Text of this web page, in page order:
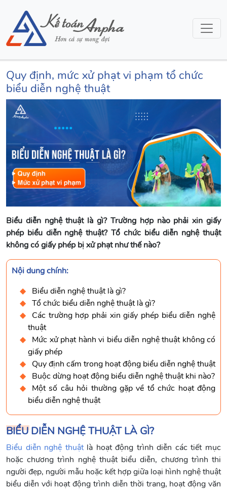
Quy định, mức xử phạt vi phạm tổ chức
biểu diễn nghệ thuật
Biểu diễn nghệ thuật là gì? Trường hợp nào phải xin giấy
phép biểu diễn nghệ thuật? Tổ chức biểu diễn nghệ thuật
không có giấy phép bị xử phạt như thế nào?
Nội dung chính:
Biểu diễn nghệ thuật là gì?
Tổ chức biểu diễn nghệ thuật là gì?
Các trường hợp phải xin giấy phép biểu diễn nghệ
thuật
Mức xử phạt hành vi biểu diễn nghệ thuật không có
giấy phép
Quy định cấm trong hoạt động biểu diễn nghệ thuật
Buộc dừng hoạt động biểu diễn nghệ thuật khi nào?
Một số câu hỏi thường gặp về tổ chức hoạt động
biểu diễn nghệ thuật
BIỂU DIỄN NGHỆ THUẬT LÀ GÌ?
Biểu diễn nghệ thuậtlà hoạt động trình diễn các tiết mục
hoặc chương trình nghệ thuật biểu diễn, chương trình thi
người đẹp, người mẫu hoặc kết hợp giữa loại hình nghệ thuật
biểu diễn với hoạt động trình diễn thời trang, hoạt động văn